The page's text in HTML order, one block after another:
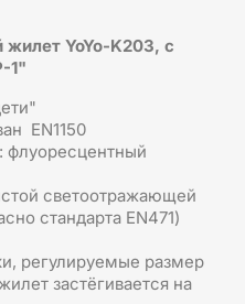
YoYo-K203, с
1"
EN1150
флуоресцентный
светоотражающей
стандарта EN471)
регулируемые размер
застёгивается на